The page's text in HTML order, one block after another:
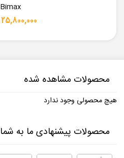
Bimax
25,800,000 تومان
محصولات مشاهده شده
هیچ محصولی وجود ندارد
محصولات پیشنهادی ما به شما